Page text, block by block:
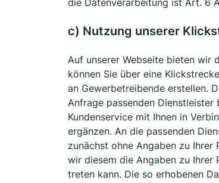
die Datenverarbeitung ist Art. 6
c) Nutzung unserer
Auf unserer Webseite bieten wir
können Sie über eine
an Gewerbetreibende erstellen.
Anfrage passenden
Kundenservice mit Ihnen in
ergänzen. An die passenden
zunächst ohne Angaben zu
wir diesem die Angaben zu Ihrer
treten kann. Die so erhobenen